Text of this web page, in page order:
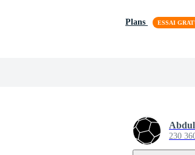
Plans
230